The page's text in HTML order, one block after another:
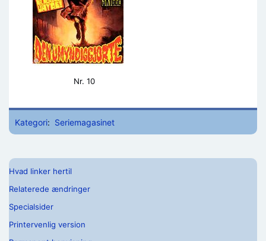
Nr. 10
Kategori: Seriemagasinet
Hvad linker hertil
Relaterede ændringer
Specialsider
Printervenlig version